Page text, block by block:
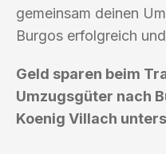
gemeinsam deinen
Burgos erfolgreich
Geld sparen beim
Umzugsgüter nach
Koenig Villach